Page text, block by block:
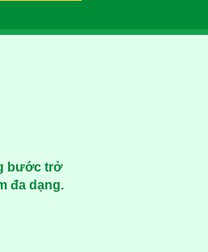
bước trở
đa dạng.